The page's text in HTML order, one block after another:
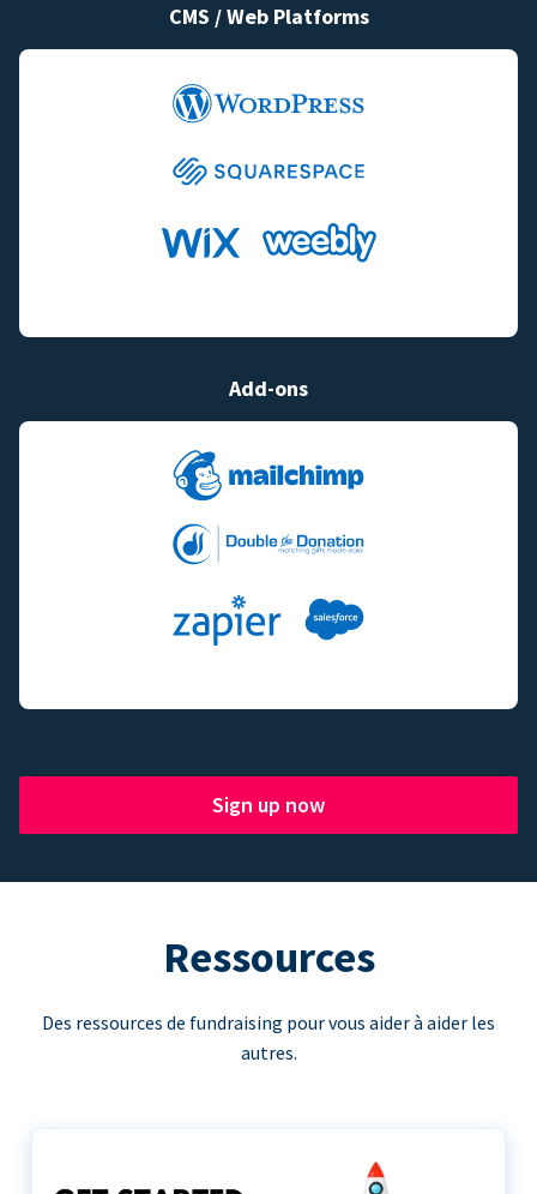
CMS / Web Platforms
Add-ons
Sign up now
Ressources
Des ressources de fundraising pour vous aider à aider les
autres.